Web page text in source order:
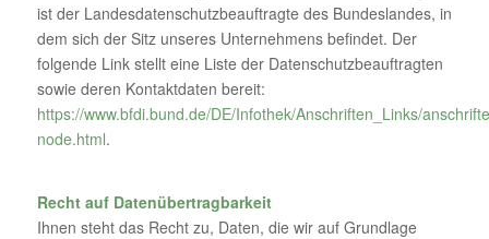
ist der Landesdatenschutzbeauftragte des Bundeslandes, in
dem sich der Sitz unseres Unternehmens befindet. Der
folgende Link stellt eine Liste der Datenschutzbeauftragten
sowie deren Kontaktdaten bereit:
https://www.bfdi.bund.de/DE/Infothek/Anschriften_Links/
node.html.
Recht auf Datenübertragbarkeit
Ihnen steht das Recht zu, Daten, die wir auf Grundlage